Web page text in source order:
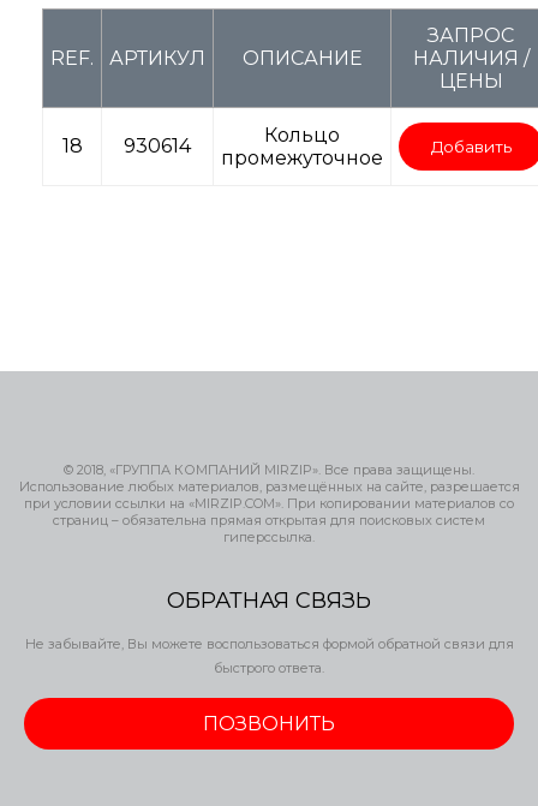
REF. АРТИКУЛ ОПИСАНИЕ
ЗАПРОС
НАЛИЧИЯ /
ЦЕНЫ
18 930614
Кольцо
промежуточное
Добавить
© 2018, «ГРУППА КОМПАНИЙ MIRZIP». Все права защищены.
Использование любых материалов, размещённых на сайте, разрешается
при условии ссылки на «MIRZIP.COM». При копировании материалов со
страниц – обязательна прямая открытая для поисковых систем
гиперссылка.
ОБРАТНАЯ СВЯЗЬ
Не забывайте, Вы можете воспользоваться формой обратной связи для
быстрого ответа.
ПОЗВОНИТЬ